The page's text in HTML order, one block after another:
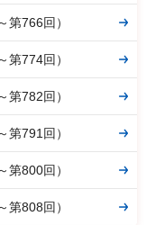
第766回）
第774回）
第782回）
第791回）
第800回）
第808回）